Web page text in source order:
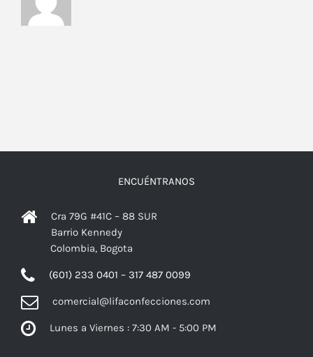
ENCUÉNTRANOS
Cra 79G #41C – 88 SUR
Barrio Kennedy
Colombia, Bogota
(601) 233 0401 – 317 487 0099
comercial@lifaconfecciones.com
Lunes a Viernes : 7:30 AM - 5:00 PM